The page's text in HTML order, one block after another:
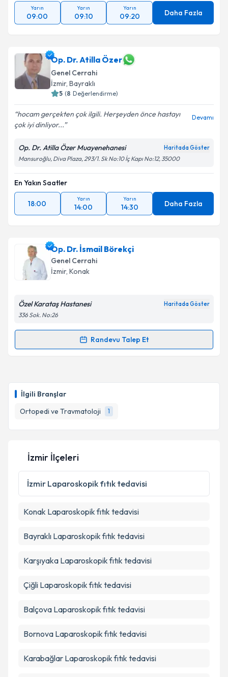
İlgili Branşlar
Ortopedi ve Travmatoloji
1
Yarın
09:00
Yarın
09:10
Yarın
09:20 Daha Fazla
Op. Dr. Atilla Özer
Genel Cerrahi
İzmir, Bayraklı
5 (8 Değerlendirme)
hocam gerçekten çok ilgili. Herşeyden önce hastayı
çok iyi dinliyor...
Devamı
Op. Dr. Atilla Özer Muayenehanesi Haritada Göster
Mansuroğlu, Diva Plaza, 293/1. Sk No:10 İç Kapı No:12, 35000
En Yakın Saatler
18:00
Yarın
14:00
Yarın
14:30 Daha Fazla
Op. Dr. İsmail Börekçi
Genel Cerrahi
İzmir, Konak
Özel Karataş Hastanesi Haritada Göster
336 Sok. No:26
Randevu Talep Et
Randevu Takvimi Talebi
takvim hazırlandığında e-posta ile bilgilendireceğiz.
Kişisel verilerimin işlenmesine ilişkinAydınlatma
'ni okudum ve kişisel verilerimin belirtilen
kapsamda işlenmesini kabul ediyorum.
İzmir İlçeleri
İzmir Laparoskopik fıtık tedavisi
Konak Laparoskopik fıtık tedavisi
Bayraklı Laparoskopik fıtık tedavisi
Karşıyaka Laparoskopik fıtık tedavisi
Çiğli Laparoskopik fıtık tedavisi
Balçova Laparoskopik fıtık tedavisi
Bornova Laparoskopik fıtık tedavisi
Karabağlar Laparoskopik fıtık tedavisi